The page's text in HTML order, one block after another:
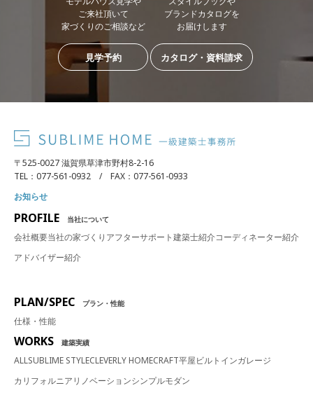
ご来社頂いて
家づくりのご相談など
見学予約
ブランドカタログを
お届けします
カタログ・資料請求
〒525-0027 滋賀県草津市野村8-2-16
TEL：077-561-0932 / FAX：077-561-0933
お知らせ
PROFILE 当社について
会社概要当社の家づくり アフターサポート建築士紹介コーディネーター紹介
アドバイザー紹介
PLAN/SPEC プラン・性能
仕様・性能
WORKS 建築実績
ALLSUBLIME STYLECLEVERLY HOMECRAFT平屋ビルトインガレージ
カリフォルニア リノベーションシンプルモダン